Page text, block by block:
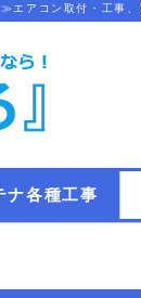
アコン取付・工事、
ナ各種工事